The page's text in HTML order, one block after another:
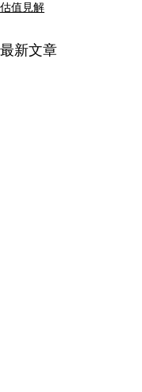
估值見解
最新文章